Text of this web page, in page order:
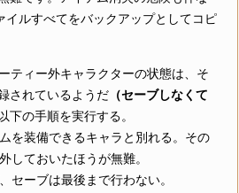
イルすべてをバックアップとしてコピ
ティー外キャラクターの状態は、そ
されているようだ （セーブしなくて
下の手順を実行する。
を装備できるキャラと別れる。その
しておいたほうが無難。
セーブは最後まで行わない。